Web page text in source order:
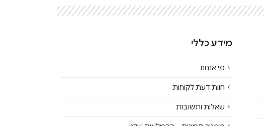
מידע כללי
מי אנחנו
חוות דעת לקוחות
שאלות ותשובות